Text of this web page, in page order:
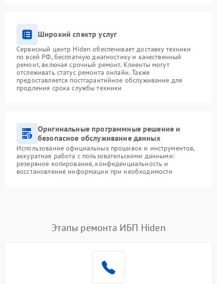
Широкий спектр услуг
Сервисный центр Hiden обеспечивает доставку техники
по всей РФ, бесплатную диагностику и качественный
ремонт, включая срочный ремонт. Клиенты могут
отслеживать статус ремонта онлайн. Также
предоставляется постгарантийное обслуживание для
продления срока службы техники
Оригинальные программные решение и
безопасное обслуживание данных
Использование официальных прошивок и инструментов,
аккуратная работа с пользовательскими данными:
резервное копирование, конфиденциальность и
восстановление информации при необходимости
Этапы ремонта ИБП Hiden